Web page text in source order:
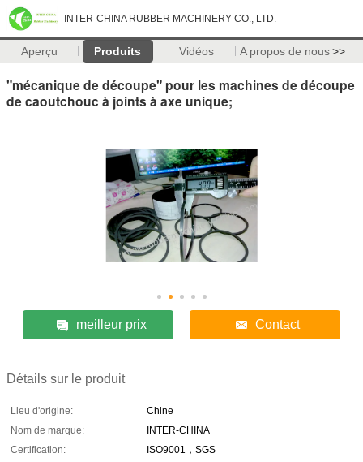
INTER-CHINA RUBBER MACHINERY CO., LTD.
Aperçu Produits Vidéos A propos de nous>>
"mécanique de découpe" pour les machines de découpe
de caoutchouc à joints à axe unique;
meilleur prix Contact
Détails sur le produit
Lieu d'origine:
Chine
Nom de marque:
INTER-CHINA
Certification:
ISO9001，SGS